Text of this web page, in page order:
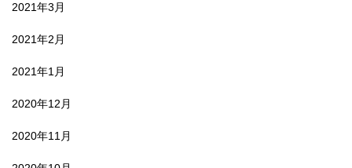
2021年3月
2021年2月
2021年1月
2020年12月
2020年11月